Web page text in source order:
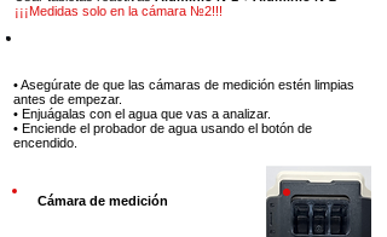
¡¡¡Medidas solo en la cámara №2!!!
• Asegúrate de que las cámaras de medición estén limpias
antes de empezar.
• Enjuágalas con el agua que vas a analizar.
• Enciende el probador de agua usando el botón de
encendido.
Cámara de medición